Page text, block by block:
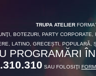
TRUPA ATELIER
BOTEZURI, PARTY CORPORATE,
LATINO, GRECEȘTI, POPULARĂ,
PROGRAMĂRI
SAU FOLOSIŢI